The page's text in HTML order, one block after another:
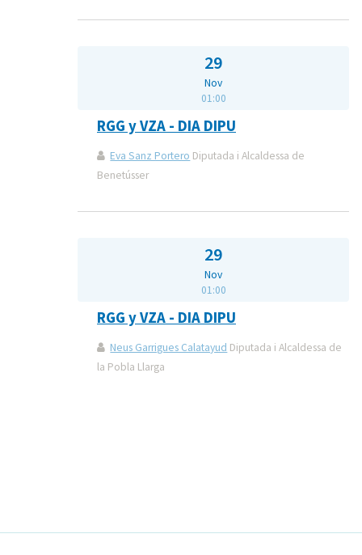
29
Nov
01:00
RGG y VZA - DIA DIPU
Eva Sanz Portero Diputada i Alcaldessa de
Benetússer
29
Nov
01:00
RGG y VZA - DIA DIPU
Neus Garrigues Calatayud Diputada i Alcaldessa de
la Pobla Llarga